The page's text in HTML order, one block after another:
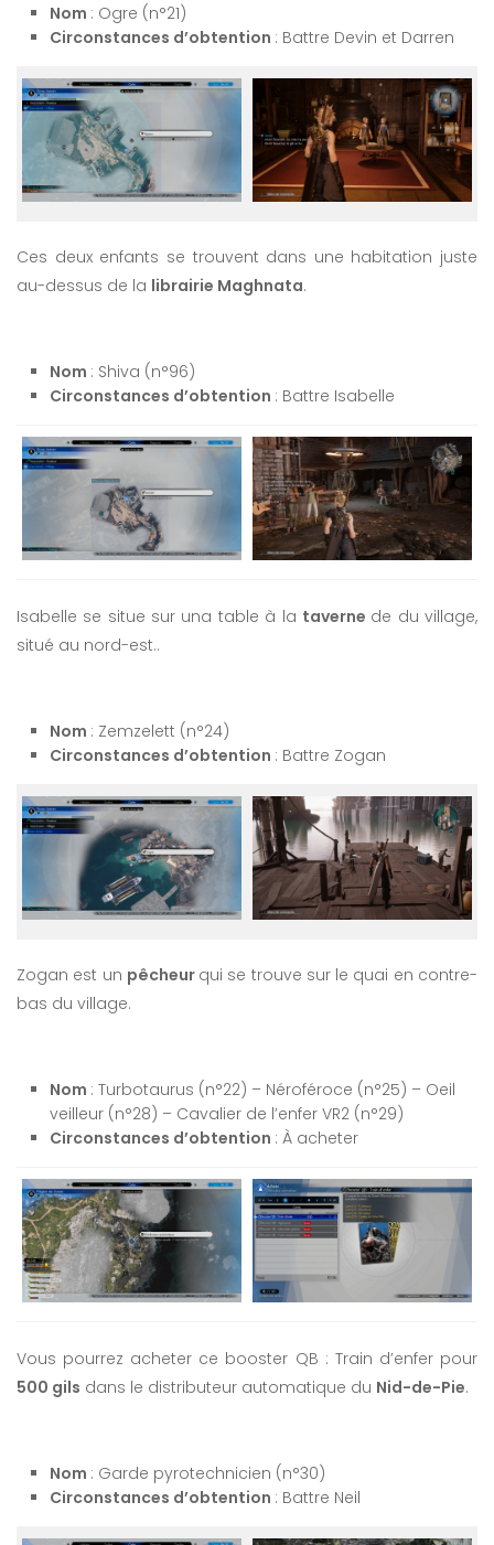
Nom : Ogre (n°21)
Circonstances d’obtention : Battre Devin et Darren
Ces deux enfants se trouvent dans une habitation juste
au-dessus de la librairie Maghnata.
Nom : Shiva (n°96)
Circonstances d’obtention : Battre Isabelle
Isabelle se situe sur una table à la taverne de du village,
situé au nord-est..
Nom : Zemzelett (n°24)
Circonstances d’obtention : Battre Zogan
Zogan est un pêcheur qui se trouve sur le quai en contre-
bas du village.
Nom : Turbotaurus (n°22) – Néroféroce (n°25) – Oeil
veilleur (n°28) – Cavalier de l’enfer VR2 (n°29)
Circonstances d’obtention : À acheter
Vous pourrez acheter ce booster QB : Train d’enfer pour
500 gils dans le distributeur automatique du Nid-de-Pie.
Nom : Garde pyrotechnicien (n°30)
Circonstances d’obtention : Battre Neil